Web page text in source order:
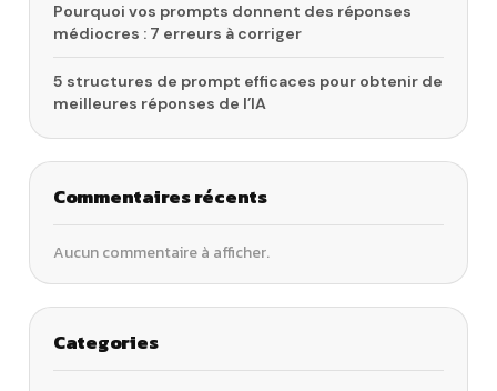
Pourquoi vos prompts donnent des réponses
médiocres : 7 erreurs à corriger
5 structures de prompt efficaces pour obtenir de
meilleures réponses de l’IA
Commentaires récents
Aucun commentaire à afficher.
Categories